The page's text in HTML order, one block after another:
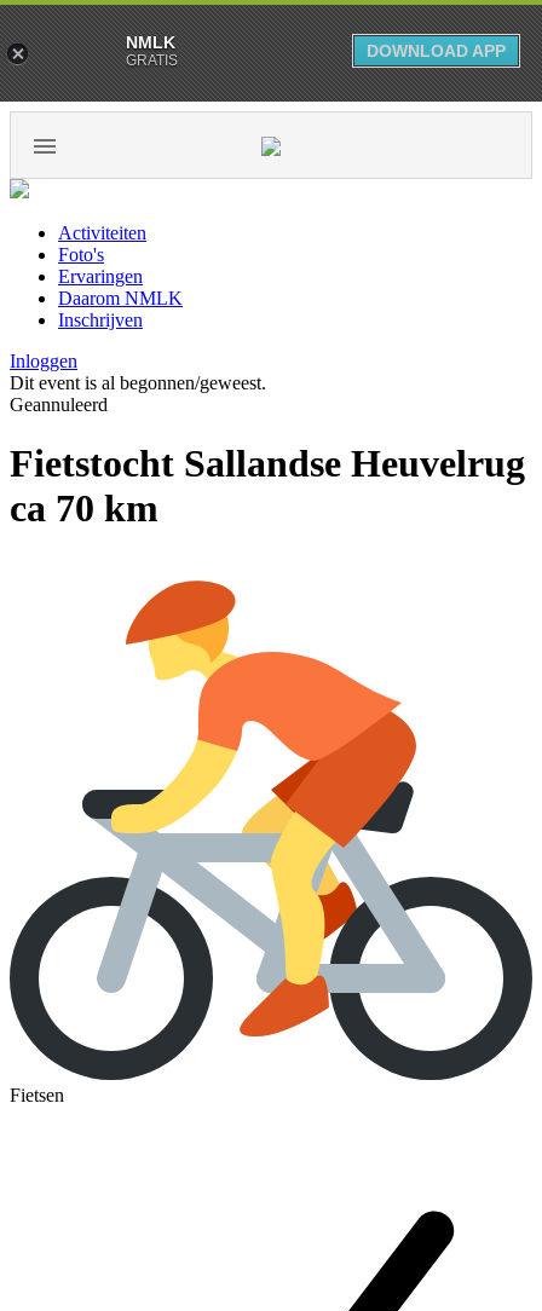
Activiteiten
Foto's
Ervaringen
Daarom NMLK
Inschrijven
Inloggen
Dit event is al begonnen/geweest.
Geannuleerd
Fietstocht Sallandse Heuvelrug
ca 70 km
Fietsen
NMLK
GRATIS DOWNLOAD APP